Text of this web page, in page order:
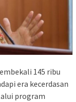
145 ribu
era kecerdasan
program